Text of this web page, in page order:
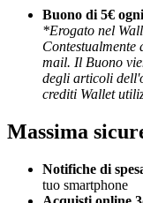
Buono di 5€ ogni
*Erogato nel
Contestualmente
mail. Il Buono
degli articoli
crediti Wallet
Massima
Notifiche di
tuo smartphone